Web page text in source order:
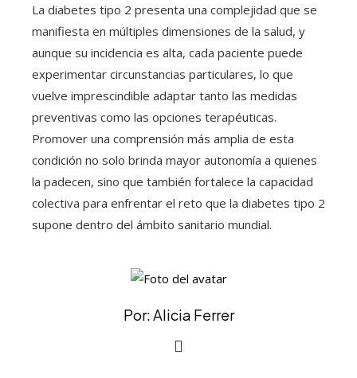
La diabetes tipo 2 presenta una complejidad que se
manifiesta en múltiples dimensiones de la salud, y
aunque su incidencia es alta, cada paciente puede
experimentar circunstancias particulares, lo que
vuelve imprescindible adaptar tanto las medidas
preventivas como las opciones terapéuticas.
Promover una comprensión más amplia de esta
condición no solo brinda mayor autonomía a quienes
la padecen, sino que también fortalece la capacidad
colectiva para enfrentar el reto que la diabetes tipo 2
supone dentro del ámbito sanitario mundial.
Por: Alicia Ferrer